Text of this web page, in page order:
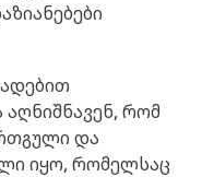
რომ
და
იყო, რომელსაც